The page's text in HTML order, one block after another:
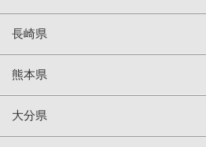
長崎県
熊本県
大分県